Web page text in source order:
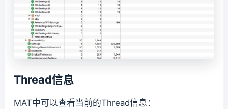
Thread信息
MAT中可以查看当前的Thread信息：